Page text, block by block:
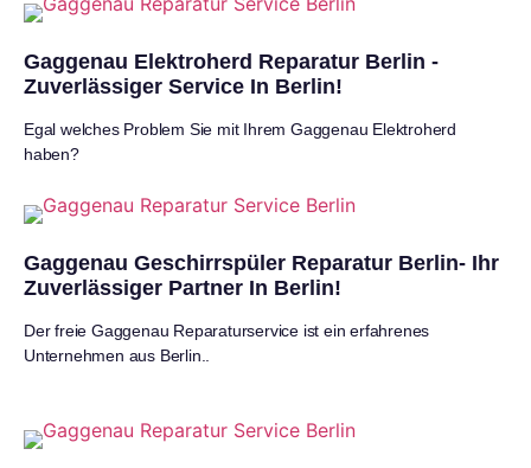
Gaggenau Elektroherd Reparatur Berlin -
Zuverlässiger Service In Berlin!
Egal welches Problem Sie mit Ihrem Gaggenau Elektroherd
haben?
Gaggenau Geschirrspüler Reparatur Berlin- Ihr
Zuverlässiger Partner In Berlin!
Der freie Gaggenau Reparaturservice ist ein erfahrenes
Unternehmen aus Berlin..